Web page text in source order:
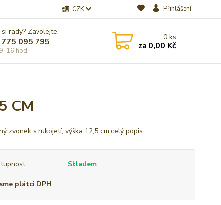
CZK Přihlášení
rady? Zavolejte.
095 795
16 hod.
0ks
za 0,00 Kč
CM
zvonek s rukojetí, výška 12,5 cm celý popis
Skladem
plátci DPH